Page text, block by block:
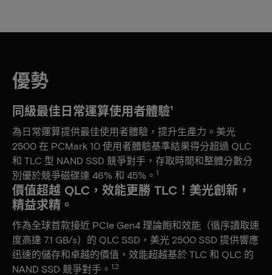
優勢
同級最佳日常運算使用者體驗¹
為日常運算提供最佳使用者體驗，提升生產力。美光
2500 在 PCMark 10 使用者體驗基準結果得分超過 QLC
和 TLC 型 NAND SSD 競爭對手，存取時間和整體分數分
別優於競爭磁碟達 46% 和 45%。 1
價值超越 QLC，效能更勝 TLC！美光創新，
精益求精。
作為全球首款接近 PCIe Gen4 理論飽和效能（循序讀取速
度高達 7.1 GB/s）的 QLC SSD，美光 2500 SSD 提供響應
迅速的儲存和卓越的價值，效能超越基於 TLC 和 QLC 的
NAND SSD 競爭對手。 1,2